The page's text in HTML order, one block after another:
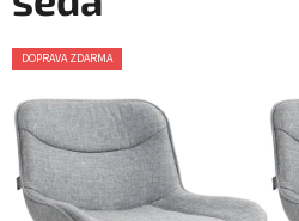
DOPRAVA ZDARMA